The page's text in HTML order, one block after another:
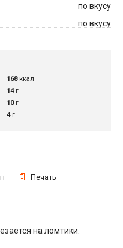
по вкусу
по вкусу
168ккал
14г
10г
4г
Печать
на ломтики.